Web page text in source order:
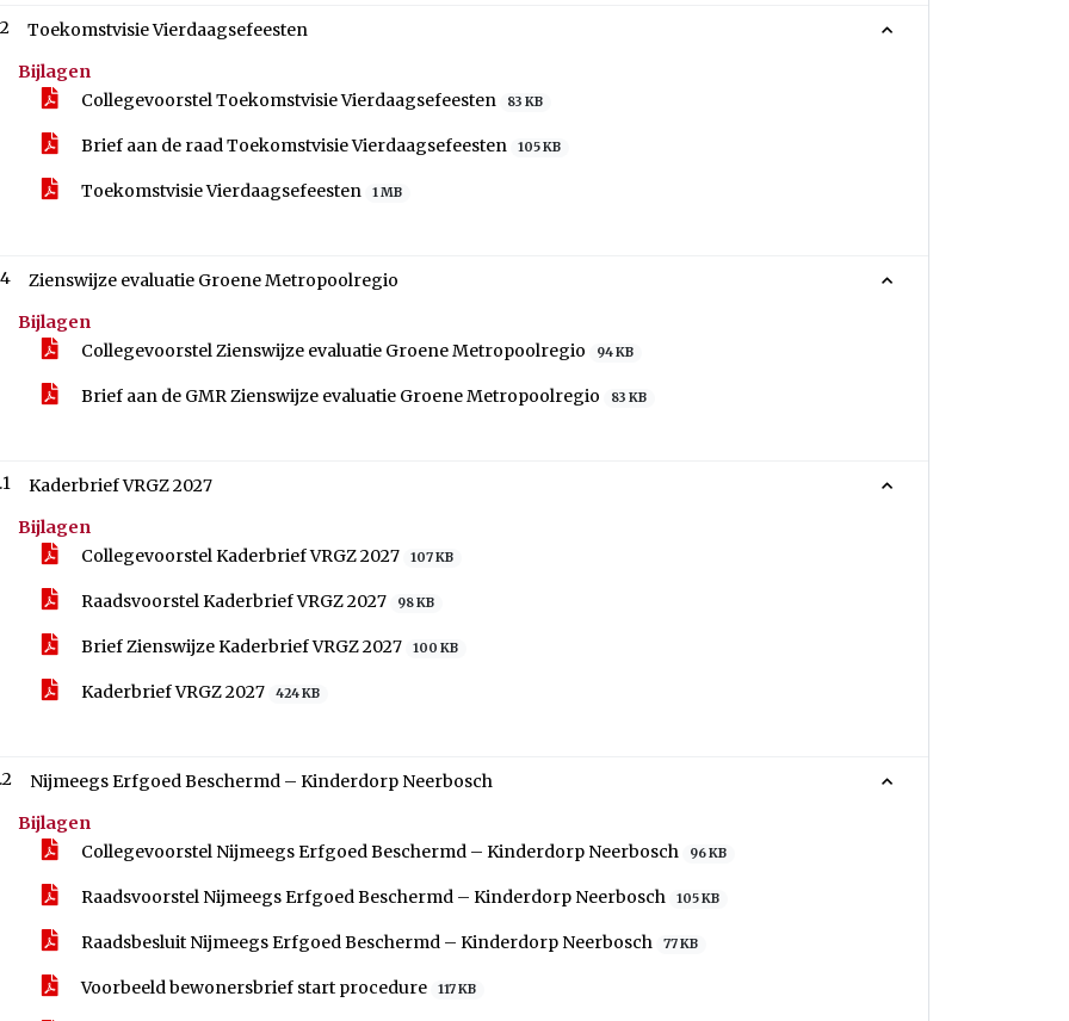
Toekomstvisie Vierdaagsefeesten
Bijlagen
Collegevoorstel Toekomstvisie Vierdaagsefeesten
83 KB
Brief aan de raad Toekomstvisie Vierdaagsefeesten 105 KB
Toekomstvisie Vierdaagsefeesten 1 MB
Zienswijze evaluatie Groene Metropoolregio
Bijlagen
Collegevoorstel Zienswijze evaluatie Groene Metropoolregio
94 KB
Brief aan de GMR Zienswijze evaluatie Groene Metropoolregio 83 KB
Kaderbrief VRGZ 2027
Bijlagen
Collegevoorstel Kaderbrief VRGZ 2027
107 KB
Raadsvoorstel Kaderbrief VRGZ 2027 98 KB
Brief Zienswijze Kaderbrief VRGZ 2027 100 KB
Kaderbrief VRGZ 2027 424 KB
Nijmeegs Erfgoed Beschermd – Kinderdorp Neerbosch
Bijlagen
Collegevoorstel Nijmeegs Erfgoed Beschermd – Kinderdorp Neerbosch
96 KB
Raadsvoorstel Nijmeegs Erfgoed Beschermd – Kinderdorp Neerbosch 105 KB
Raadsbesluit Nijmeegs Erfgoed Beschermd – Kinderdorp Neerbosch 77 KB
Voorbeeld bewonersbrief start procedure 117 KB